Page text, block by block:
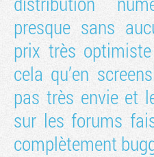
presque sans
prix très
cela qu’en
pas très envie et
sur les forums
complètement